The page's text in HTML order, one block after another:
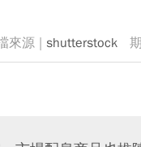
shutterstock